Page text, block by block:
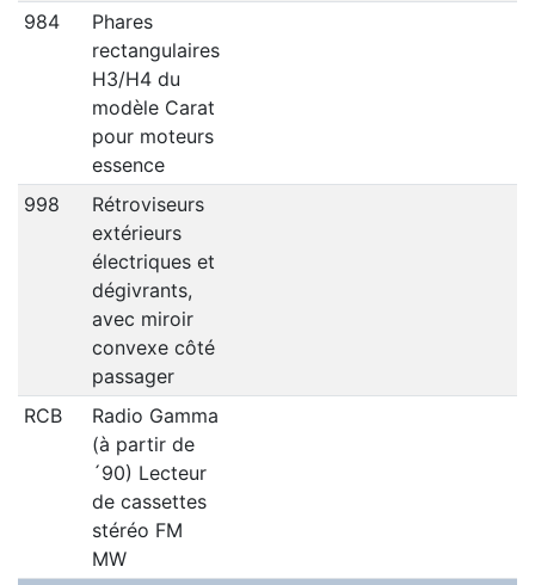
984
Phares
rectangulaires
H3/H4 du
modèle Carat
pour moteurs
essence
998
Rétroviseurs
extérieurs
électriques et
dégivrants,
avec miroir
convexe côté
passager
RCB
Radio Gamma
(à partir de
´90) Lecteur
de cassettes
stéréo FM
MW